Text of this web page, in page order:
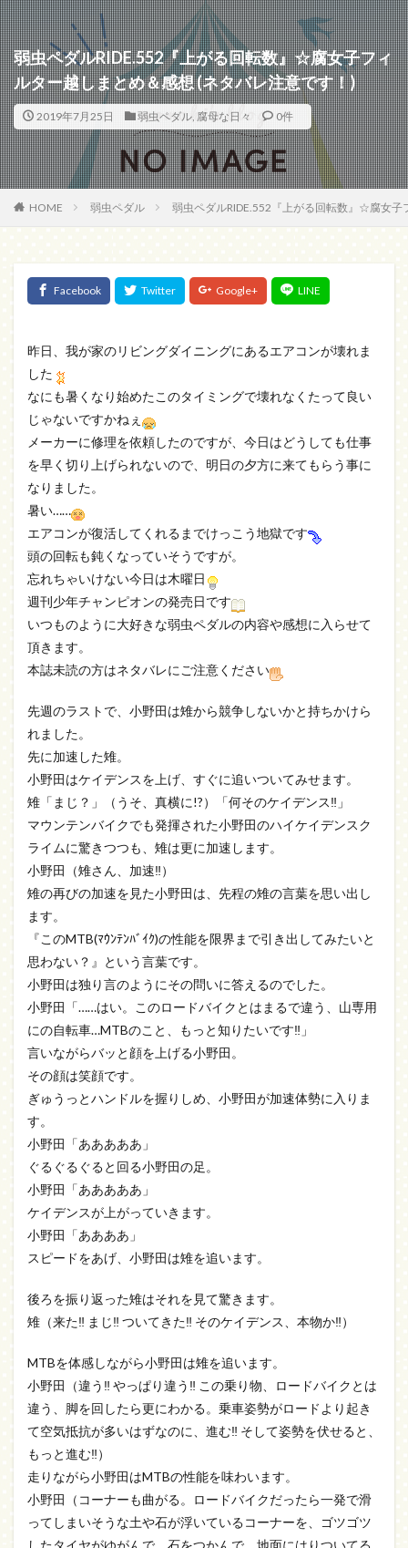
弱虫ペダルRIDE.552『上がる回転数』☆腐女子フィ
ルター越しまとめ＆感想 (ネタバレ注意です！)
2019年7月25日 弱虫ペダル, 腐母な日々 0件
HOME 弱虫ペダル 弱虫ペダルRIDE.552『上がる回転数』☆腐女
昨日、我が家のリビングダイニングにあるエアコンが壊れま
した
なにも暑くなり始めたこのタイミングで壊れなくたって良い
じゃないですかねぇ
メーカーに修理を依頼したのですが、今日はどうしても仕事
を早く切り上げられないので、明日の夕方に来てもらう事に
なりました。
暑い……
エアコンが復活してくれるまでけっこう地獄です
頭の回転も鈍くなっていそうですが。
忘れちゃいけない今日は木曜日
週刊少年チャンピオンの発売日です
いつものように大好きな弱虫ペダルの内容や感想に入らせて
頂きます。
本誌未読の方はネタバレにご注意ください
先週のラストで、小野田は雉から競争しないかと持ちかけら
れました。
先に加速した雉。
小野田はケイデンスを上げ、すぐに追いついてみせます。
雉「まじ？」（うそ、真横に!?）「何そのケイデンス‼」
マウンテンバイクでも発揮された小野田のハイケイデンスク
ライムに驚きつつも、雉は更に加速します。
小野田（雉さん、加速‼）
雉の再びの加速を見た小野田は、先程の雉の言葉を思い出し
ます。
『このMTB(ﾏｳﾝﾃﾝﾊﾞｲｸ)の性能を限界まで引き出してみたいと
思わない？』という言葉です。
小野田は独り言のようにその問いに答えるのでした。
小野田「……はい。このロードバイクとはまるで違う、山専用
にの自転車…MTBのこと、もっと知りたいです‼」
言いながらバッと顔を上げる小野田。
その顔は笑顔です。
ぎゅうっとハンドルを握りしめ、小野田が加速体勢に入りま
す。
小野田「あああああ」
ぐるぐるぐると回る小野田の足。
小野田「あああああ」
ケイデンスが上がっていきます。
小野田「ああああ」
スピードをあげ、小野田は雉を追います。
後ろを振り返った雉はそれを見て驚きます。
雉（来た‼ まじ‼ ついてきた‼ そのケイデンス、本物か‼）
MTBを体感しながら小野田は雉を追います。
小野田（違う‼ やっぱり違う‼ この乗り物、ロードバイクとは
違う、脚を回したら更にわかる。乗車姿勢がロードより起き
て空気抵抗が多いはずなのに、進む‼ そして姿勢を伏せると、
もっと進む‼）
走りながら小野田はMTBの性能を味わいます。
小野田（コーナーも曲がる。ロードバイクだったら一発で滑
ってしまいそうな土や石が浮いているコーナーを、ゴツゴツ
したタイヤがゆがんで、石をつかんで、地面にはりついてる